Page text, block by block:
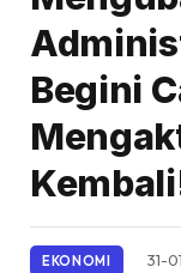
Begini
EKONOMI 31-